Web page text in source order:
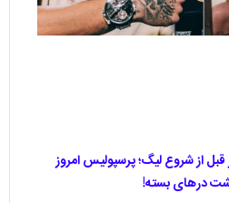
از شروع لیگ؛ پرسپولیس امروز
پشت درهای بسته!